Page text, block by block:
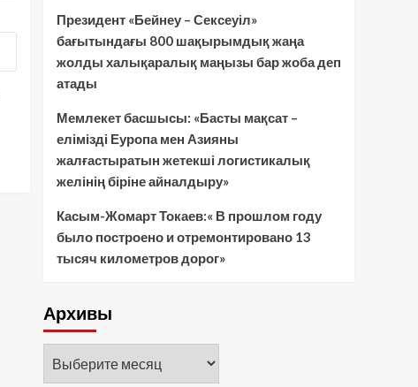
Президент «Бейнеу – Сексеуіл»
бағытындағы 800 шақырымдық жаңа
жолды халықаралық маңызы бар жоба деп
атады
Мемлекет басшысы: «Басты мақсат –
елімізді Еуропа мен Азияны
жалғастыратын жетекші логистикалық
желінің біріне айналдыру»
Касым-Жомарт Токаев:« В прошлом году
было построено и отремонтировано 13
тысяч километров дорог»
Архивы